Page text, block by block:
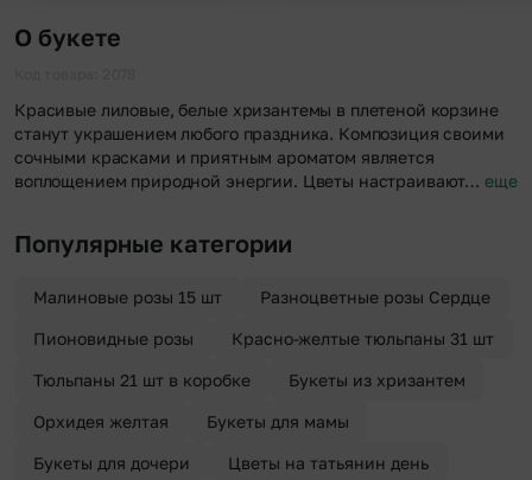
О букете
Красивые лиловые, белые хризантемы в плетеной корзине
станут украшением любого праздника. Композиция своими
сочными красками и приятным ароматом является
воплощением природной энергии. Цветы настраивают… еще
Популярные категории
Малиновые розы 15 шт Разноцветные розы Сердце
Пионовидные розы Красно-желтые тюльпаны 31 шт
Тюльпаны 21 шт в коробке Букеты из хризантем
Орхидея желтая Букеты для мамы
Букеты для дочери Цветы на татьянин день